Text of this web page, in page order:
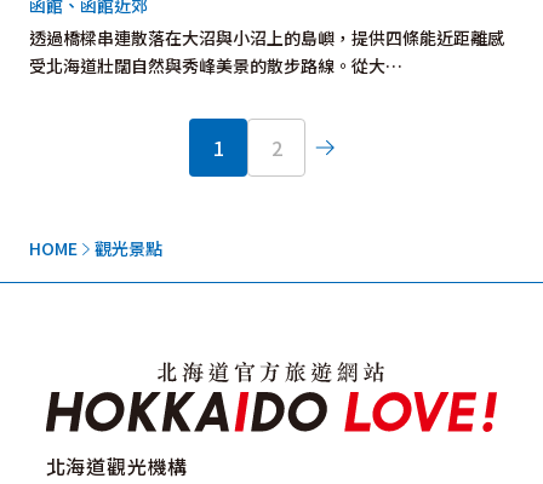
HOME 觀光景點
透過橋樑串連散落在大沼與小沼上的島嶼，提供四條能近距離感
受北海道壯闊自然與秀峰美景的散步路線。從大…
1 2
北海道觀光機構